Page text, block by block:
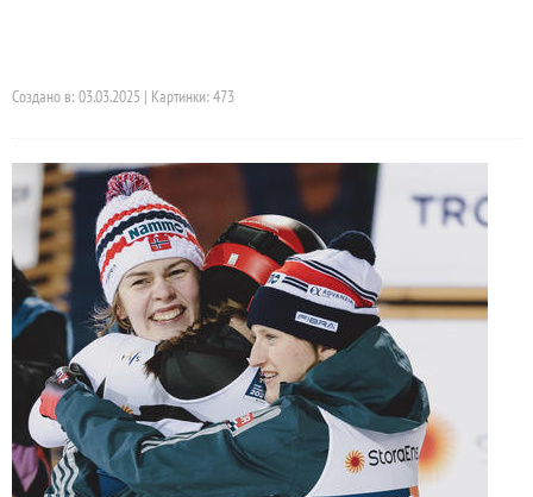
Создано в: 03.03.2025 | Картинки: 473